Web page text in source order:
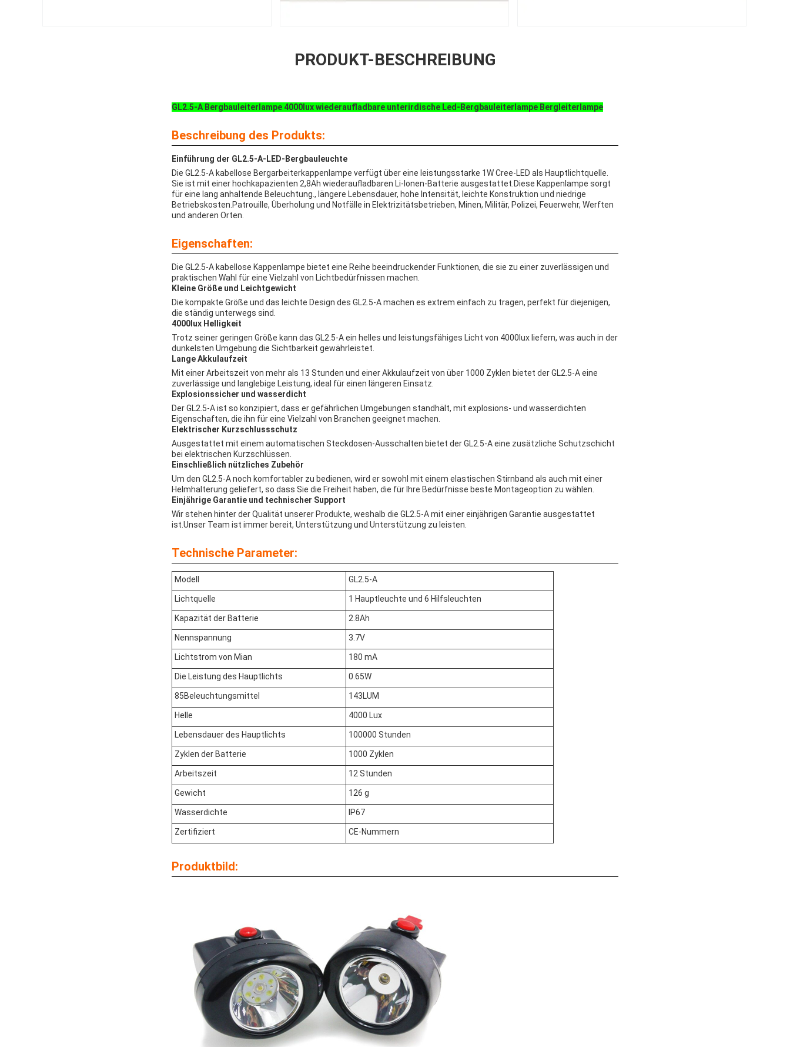
PRODUKT-BESCHREIBUNG
GL2.5-A Bergbauleiterlampe 4000lux wiederaufladbare unterirdische Led-Bergbauleiterlampe Bergleiterlampe
Beschreibung des Produkts:
Einführung der GL2.5-A-LED-Bergbauleuchte
Die GL2.5-A kabellose Bergarbeiterkappenlampe verfügt über eine leistungsstarke 1W Cree-LED als Hauptlichtquelle.
Sie ist mit einer hochkapazienten 2,8Ah wiederaufladbaren Li-Ionen-Batterie ausgestattet.Diese Kappenlampe sorgt
für eine lang anhaltende Beleuchtung., längere Lebensdauer, hohe Intensität, leichte Konstruktion und niedrige
Betriebskosten.Patrouille, Überholung und Notfälle in Elektrizitätsbetrieben, Minen, Militär, Polizei, Feuerwehr, Werften
und anderen Orten.
Eigenschaften:
Die GL2.5-A kabellose Kappenlampe bietet eine Reihe beeindruckender Funktionen, die sie zu einer zuverlässigen und
praktischen Wahl für eine Vielzahl von Lichtbedürfnissen machen.
Kleine Größe und Leichtgewicht
Die kompakte Größe und das leichte Design des GL2.5-A machen es extrem einfach zu tragen, perfekt für diejenigen,
die ständig unterwegs sind.
4000lux Helligkeit
Trotz seiner geringen Größe kann das GL2.5-A ein helles und leistungsfähiges Licht von 4000lux liefern, was auch in der
dunkelsten Umgebung die Sichtbarkeit gewährleistet.
Lange Akkulaufzeit
Mit einer Arbeitszeit von mehr als 13 Stunden und einer Akkulaufzeit von über 1000 Zyklen bietet der GL2.5-A eine
zuverlässige und langlebige Leistung, ideal für einen längeren Einsatz.
Explosionssicher und wasserdicht
Der GL2.5-A ist so konzipiert, dass er gefährlichen Umgebungen standhält, mit explosions- und wasserdichten
Eigenschaften, die ihn für eine Vielzahl von Branchen geeignet machen.
Elektrischer Kurzschlussschutz
Ausgestattet mit einem automatischen Steckdosen-Ausschalten bietet der GL2.5-A eine zusätzliche Schutzschicht
bei elektrischen Kurzschlüssen.
Einschließlich nützliches Zubehör
Um den GL2.5-A noch komfortabler zu bedienen, wird er sowohl mit einem elastischen Stirnband als auch mit einer
Helmhalterung geliefert, so dass Sie die Freiheit haben, die für Ihre Bedürfnisse beste Montageoption zu wählen.
Einjährige Garantie und technischer Support
Wir stehen hinter der Qualität unserer Produkte, weshalb die GL2.5-A mit einer einjährigen Garantie ausgestattet
ist.Unser Team ist immer bereit, Unterstützung und Unterstützung zu leisten.
Technische Parameter:
Modell GL2.5-A
Lichtquelle 1 Hauptleuchte und 6 Hilfsleuchten
Kapazität der Batterie 2.8Ah
Nennspannung 3.7V
Lichtstrom von Mian 180 mA
Die Leistung des Hauptlichts 0.65W
85Beleuchtungsmittel 143LUM
Helle 4000 Lux
Lebensdauer des Hauptlichts 100000 Stunden
Zyklen der Batterie 1000 Zyklen
Arbeitszeit 12 Stunden
Gewicht 126 g
Wasserdichte IP67
Zertifiziert CE-Nummern
Produktbild: